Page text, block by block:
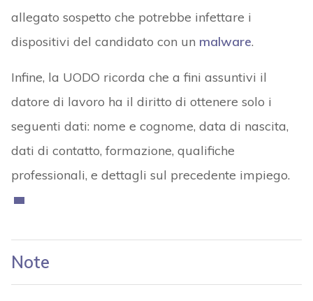
allegato sospetto che potrebbe infettare i
dispositivi del candidato con un malware.
Infine, la UODO ricorda che a fini assuntivi il
datore di lavoro ha il diritto di ottenere solo i
seguenti dati: nome e cognome, data di nascita,
dati di contatto, formazione, qualifiche
professionali, e dettagli sul precedente impiego.
Note